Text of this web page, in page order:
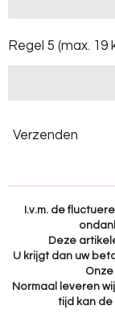
Regel 5 (max. 19
Verzenden
I.v.m. de
Deze
U krijgt dan uw
Normaal leveren
tijd kan de